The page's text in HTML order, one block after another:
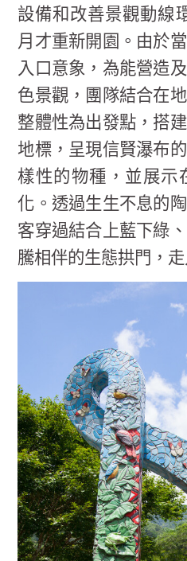
設備和改善景觀動線
月才重新開園。由於
入口意象，為能營造
色景觀，團隊結合在
整體性為出發點，搭
地標，呈現信賢瀑布
樣性的物種，並展示
化。透過生生不息的
客穿過結合上藍下綠
騰相伴的生態拱門，